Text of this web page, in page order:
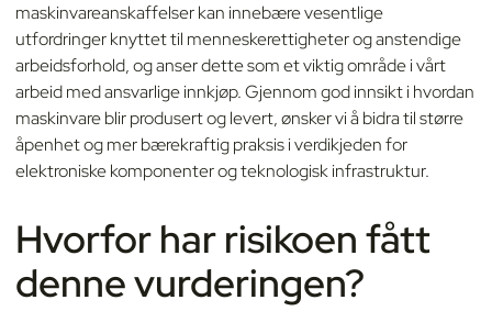
maskinvareanskaffelser kan innebære vesentlige
utfordringer knyttet til menneskerettigheter og anstendige
arbeidsforhold, og anser dette som et viktig område i vårt
arbeid med ansvarlige innkjøp. Gjennom god innsikt i hvordan
maskinvare blir produsert og levert, ønsker vi å bidra til større
åpenhet og mer bærekraftig praksis i verdikjeden for
elektroniske komponenter og teknologisk infrastruktur.
Hvorfor har risikoen fått
denne vurderingen?